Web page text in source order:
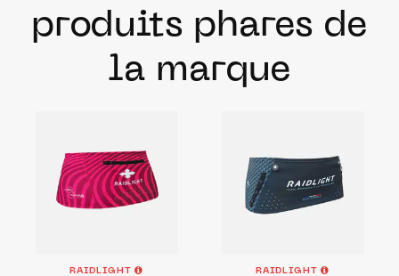
produits phares de
la marque
RAIDLIGHT RAIDLIGHT